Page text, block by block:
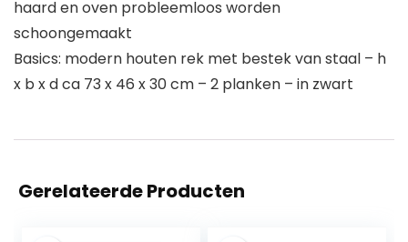
haard en oven probleemloos worden
schoongemaakt
Basics: modern houten rek met bestek van staal – h
x b x d ca 73 x 46 x 30 cm – 2 planken – in zwart
Gerelateerde Producten